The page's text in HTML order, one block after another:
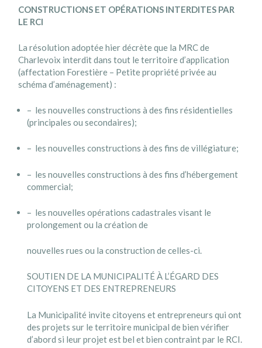
CONSTRUCTIONS ET OPÉRATIONS INTERDITES PAR
LE RCI
La résolution adoptée hier décrète que la MRC de
Charlevoix interdit dans tout le territoire d’application
(affectation Forestière – Petite propriété privée au
schéma d’aménagement) :
– les nouvelles constructions à des fins résidentielles
(principales ou secondaires);
– les nouvelles constructions à des fins de villégiature;
– les nouvelles constructions à des fins d’hébergement
commercial;
– les nouvelles opérations cadastrales visant le
prolongement ou la création de
nouvelles rues ou la construction de celles-ci.
SOUTIEN DE LA MUNICIPALITÉ À L’ÉGARD DES
CITOYENS ET DES ENTREPRENEURS
La Municipalité invite citoyens et entrepreneurs qui ont
des projets sur le territoire municipal de bien vérifier
d’abord si leur projet est bel et bien contraint par le RCI.